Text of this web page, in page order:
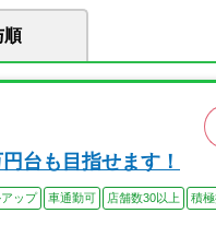
順
台も目指せます！
ップ 車通勤可 店舗数30以上
積